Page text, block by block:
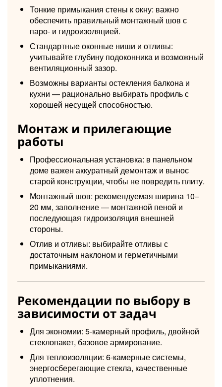
Тонкие примыкания стены к окну: важно
обеспечить правильный монтажный шов с
паро- и гидроизоляцией.
Стандартные оконные ниши и отливы:
учитывайте глубину подоконника и возможный
вентиляционный зазор.
Возможны варианты остекления балкона и
кухни — рационально выбирать профиль с
хорошей несущей способностью.
Монтаж и прилегающие
работы
Профессиональная установка: в панельном
доме важен аккуратный демонтаж и вынос
старой конструкции, чтобы не повредить плиту.
Монтажный шов: рекомендуемая ширина 10–
20 мм, заполнение — монтажной пеной и
последующая гидроизоляция внешней
стороны.
Отлив и отливы: выбирайте отливы с
достаточным наклоном и герметичными
примыканиями.
Рекомендации по выбору в
зависимости от задач
Для экономии: 5-камерный профиль, двойной
стеклопакет, базовое армирование.
Для теплоизоляции: 6-камерные системы,
энергосберегающие стекла, качественные
уплотнения.